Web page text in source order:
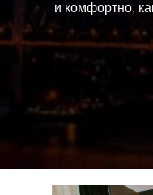
и комфортно,